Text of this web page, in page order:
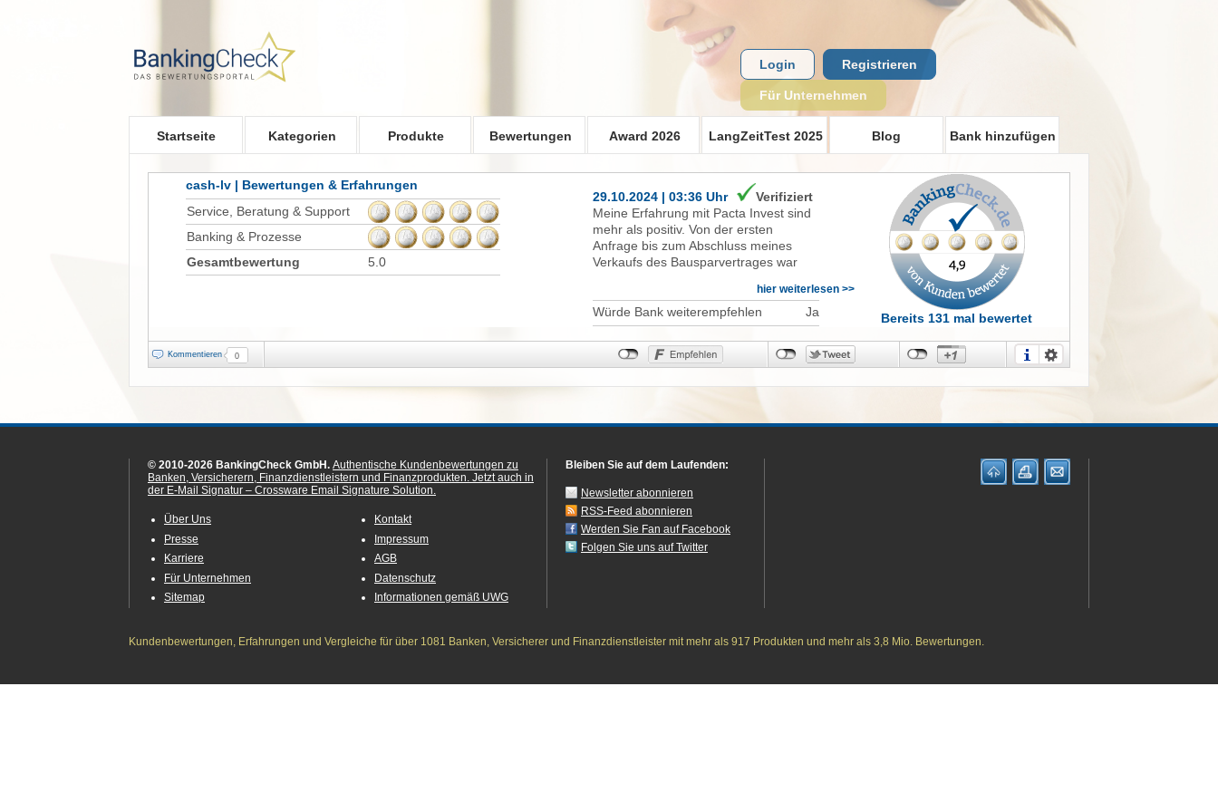
Startseite Kategorien Produkte Bewertungen Award 2026 LangZeitTest 2025 Blog Bank hinzufügen
Login Registrieren
Für Unternehmen
cash-lv | Bewertungen & Erfahrungen
Service, Beratung & Support
Banking & Prozesse
Gesamtbewertung
5.0
29.10.2024 | 03:36 Uhr
Verifiziert
Meine Erfahrung mit Pacta Invest sind
mehr als positiv. Von der ersten
Anfrage bis zum Abschluss meines
Verkaufs des Bausparvertrages war
unkompliziert bearbeitet worden. Wie
versprochen,war das Geld nach 18
Tagen auf meinem Girokonto. Der
Schriftwechsel per Email war super
super freundlich und nett. Man erhält
tolle Hilfe Ich kann Pacta Invest nur
hier weiterlesen >>
Würde Bank weiterempfehlen Ja Bereits 131 mal bewertet
Kommentieren 0
© 2010-2026 BankingCheck GmbH. Authentische Kundenbewertungen zu
Banken, Versicherern, Finanzdienstleistern und Finanzprodukten. Jetzt auch in
der E-Mail Signatur – Crossware Email Signature Solution.
Über Uns
Presse
Karriere
Für Unternehmen
Sitemap
Kontakt
Impressum
AGB
Datenschutz
Informationen gemäß UWG
Bleiben Sie auf dem Laufenden:
Newsletter abonnieren
RSS-Feed abonnieren
Werden Sie Fan auf Facebook
Folgen Sie uns auf Twitter
Kundenbewertungen, Erfahrungen und Vergleiche für über 1081 Banken, Versicherer und Finanzdienstleister mit mehr als 917 Produkten und mehr als 3,8 Mio. Bewertungen.